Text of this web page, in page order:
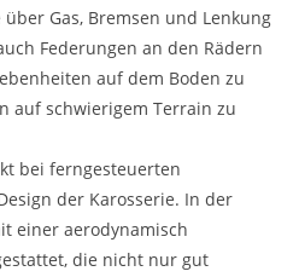
Gas, Bremsen und Lenkung
Federungen an den Rädern
auf dem Boden zu
auf schwierigem Terrain zu
bei ferngesteuerten
der Karosserie. In der
einer aerodynamisch
die nicht nur gut